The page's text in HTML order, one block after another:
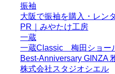
振袖
大阪で振袖を購入・レン
PR｜みやたけ工房
一蔵
一蔵Classic 梅田ショー
Best-Anniversary GINZA
株式会社スタジオシエル